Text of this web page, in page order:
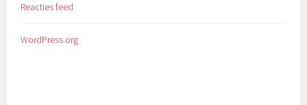
Reacties feed
WordPress.org